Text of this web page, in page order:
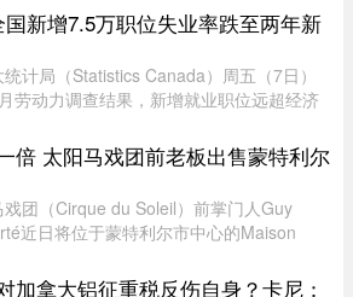
表示加拿大应该从这类事件中汲取教训，
明确表示加拿大正在 ...
国新增7.5万职位失业率跌至两年新
计局（Statistics Canada）周五（7日）
劳动力调查结果，新增就业职位远超经济
，7月新增职位达75,000个，远高于路透社
）经济师预测的15, ...
倍 太阳马戏团前老板出售蒙特利尔
戏团（Cirque du Soleil）前掌门人Guy
近日将位于蒙特利尔市中心的Maison
成交价达9300万元。Groupe Mach董事长
加拿大铝征重税反伤自身？卡尼：